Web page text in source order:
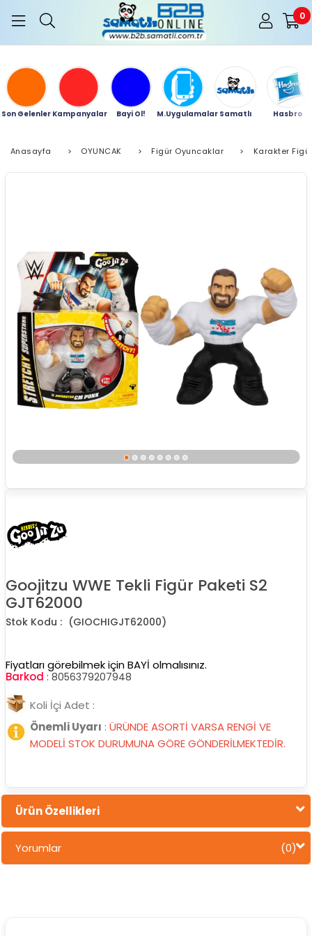
0
Son Gelenler Kampanyalar Bayi Ol! M.Uygulamalar Samatlı Hasbro
Anasayfa > OYUNCAK > Figür Oyuncaklar > Karakter
Goojitzu WWE Tekli Figür Paketi S2
GJT62000
(GIOCHIGJT62000)
Fiyatları görebilmek için BAYİ olmalısınız.
Barkod : 8056379207948
Koli İçi Adet :
Önemli Uyarı : ÜRÜNDE ASORTİ VARSA RENGİ VE
MODELİ STOK DURUMUNA GÖRE GÖNDERİLMEKTEDİR.
Ürün Özellikleri
Yorumlar (0)